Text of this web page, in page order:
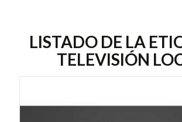
LISTADO DE LA
TELEVISIÓN